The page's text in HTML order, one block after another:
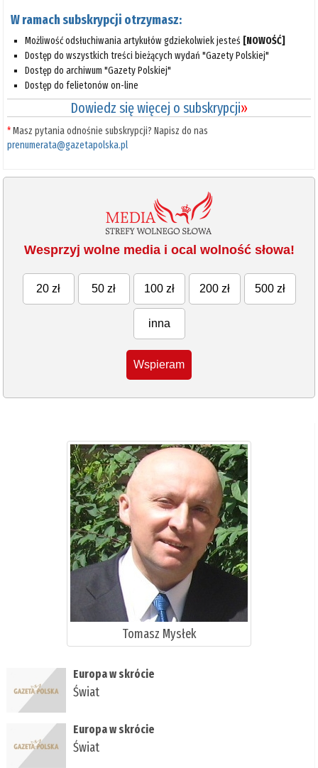
W ramach subskrypcji otrzymasz:
Możliwość odsłuchiwania artykułów gdziekolwiek jesteś [NOWOŚĆ]
Dostęp do wszystkich treści bieżących wydań "Gazety Polskiej"
Dostęp do archiwum "Gazety Polskiej"
Dostęp do felietonów on-line
Dowiedz się więcej o subskrypcji»
*Masz pytania odnośnie subskrypcji? Napisz do nas
prenumerata@gazetapolska.pl
Wesprzyj wolne media i ocal wolność słowa!
20 zł 50 zł 100 zł 200 zł 500 zł
inna
Wspieram
Tomasz Mysłek
Europa w skrócie
Świat
Europa w skrócie
Świat